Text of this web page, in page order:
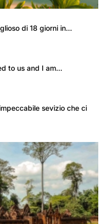
di 18 giorni in...
to us and I am...
sevizio che ci